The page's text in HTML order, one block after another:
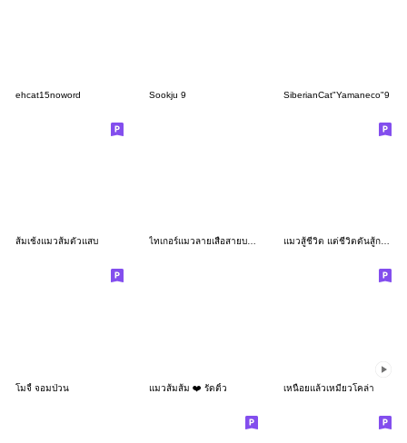
ehcat15noword Sookju 9 SiberianCat"Yamaneco"9
ส้มเช้งแมวส้มตัวแสบ ไทเกอร์แมวลายเสือสายบอส❤️ แมวสู้ชีวิต แต่ชีวิตดันสู้กลับ:แมวด้วง 2
โมจี้ จอมป่วน แมวส้มส้ม ❤️ รัดติ้ว เหนื่อยแล้วเหมียวโคล่า